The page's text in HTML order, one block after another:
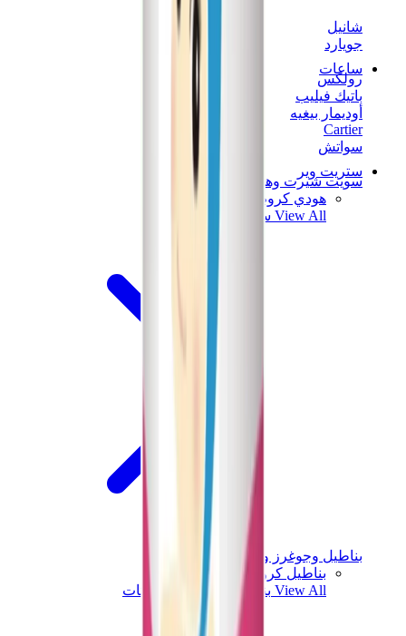
شانيل
جويارد
ساعات
رولكس
باتيك فيليب
أوديمار بيغيه
Cartier
سواتش
ستريت وير
سويت شيرت وهوديز
هودي كروم هارتس
View All سويت شيرت وهوديز
بناطيل وجوغرز وشورتات
بناطيل كروم هارتس
View All بناطيل وجوغرز وشورتات